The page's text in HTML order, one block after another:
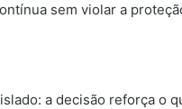
sem violar a
a decisão reforça o